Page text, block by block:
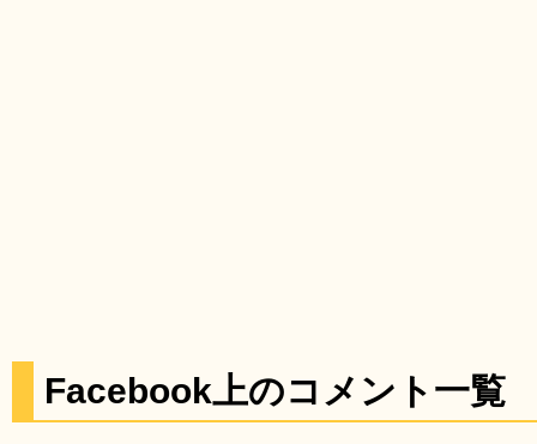
Facebook上のコメント一覧